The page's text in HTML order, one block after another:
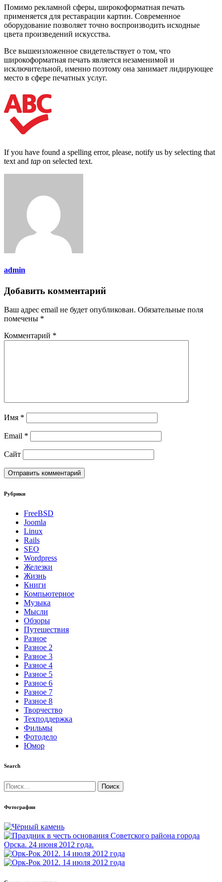
Помимо рекламной сферы, широкоформатная печать
применяется для реставрации картин. Современное
оборудование позволяет точно воспроизводить исходные
цвета произведений искусства.
Все вышеизложенное свидетельствует о том, что
широкоформатная печать является незаменимой и
исключительной, именно поэтому она занимает лидирующее
место в сфере печатных услуг.
If you have found a spelling error, please, notify us by selecting that
text and tap on selected text.
admin
Добавить комментарий
Ваш адрес email не будет опубликован. Обязательные поля
помечены *
Комментарий *
Имя *
Email *
Сайт
Рубрики
FreeBSD
Joomla
Linux
Rails
SEO
Wordpress
Железки
Жизнь
Книги
Компьютерное
Музыка
Мысли
Обзоры
Путешествия
Разное
Разное 2
Разное 3
Разное 4
Разное 5
Разное 6
Разное 7
Разное 8
Творчество
Техподдержка
Фильмы
Фотодело
Юмор
Search
Найти:
Фотографии